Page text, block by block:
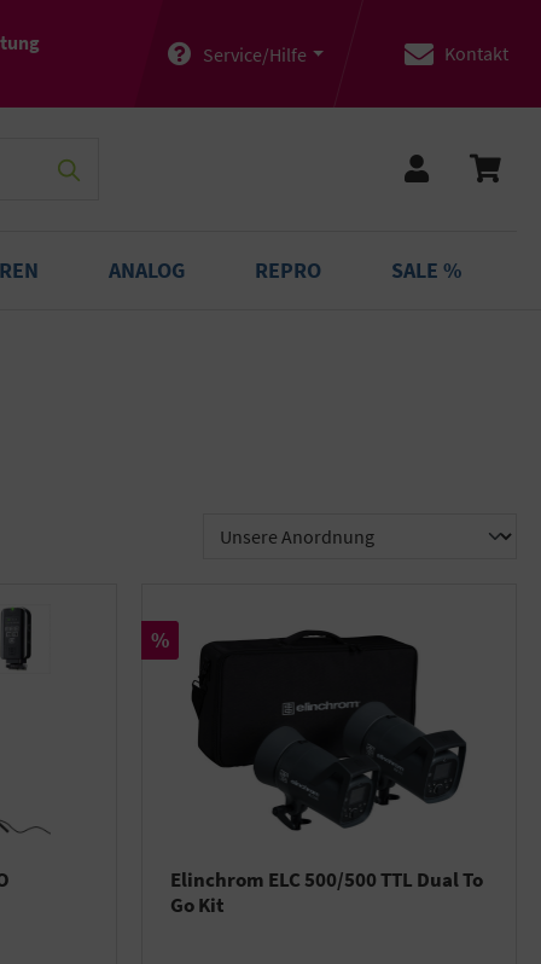
Service/Hilfe Kontakt
ANALOG REPRO SALE %
Rabatt
%
Elinchrom ELC 500/500 TTL Dual To
Go Kit